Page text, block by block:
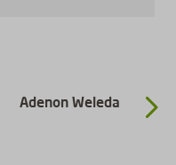
Adenon Weleda